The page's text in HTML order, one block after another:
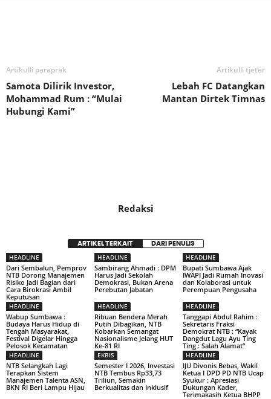
Artikulli paraprak
Samota Dilirik Investor,
Mohammad Rum : “Mulai
Hubungi Kami”
Artikulli tjetër
Lebah FC Datangkan
Mantan Dirtek Timnas
Redaksi
ARTIKEL TERKAIT DARI PENULIS
HEADLINE
Dari Sembalun, Pemprov
NTB Dorong Manajemen
Risiko Jadi Bagian dari
Cara Birokrasi Ambil
Keputusan
HEADLINE
Sambirang Ahmadi : DPM
Harus Jadi Sekolah
Demokrasi, Bukan Arena
Perebutan Jabatan
HEADLINE
Bupati Sumbawa Ajak
IWAPI Jadi Rumah Inovasi
dan Kolaborasi untuk
Perempuan Pengusaha
HEADLINE
Wabup Sumbawa :
Budaya Harus Hidup di
Tengah Masyarakat,
Festival Digelar Hingga
Pelosok Kecamatan
HEADLINE
Ribuan Bendera Merah
Putih Dibagikan, NTB
Kobarkan Semangat
Nasionalisme Jelang HUT
Ke-81 RI
HEADLINE
Tanggapi Abdul Rahim :
Sekretaris Fraksi
Demokrat NTB : “Kayak
Dangdut Lagu Ayu Ting
Ting : Salah Alamat”
HEADLINE
NTB Selangkah Lagi
Terapkan Sistem
Manajemen Talenta ASN,
BKN RI Beri Lampu Hijau
EKBIS
Semester I 2026, Investasi
NTB Tembus Rp33,73
Triliun, Semakin
Berkualitas dan Inklusif
HEADLINE
IJU Divonis Bebas, Wakil
Ketua I DPD PD NTB Ucap
Syukur : Apresiasi
Dukungan Kader,
Terimakasih Ketua BHPP